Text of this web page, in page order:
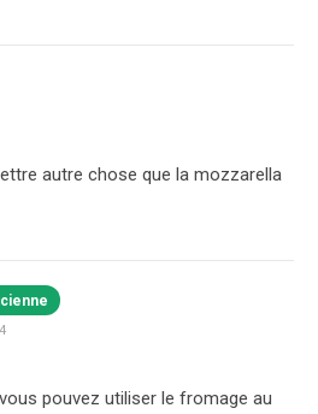
autre chose que la mozzarella
pouvez utiliser le fromage au